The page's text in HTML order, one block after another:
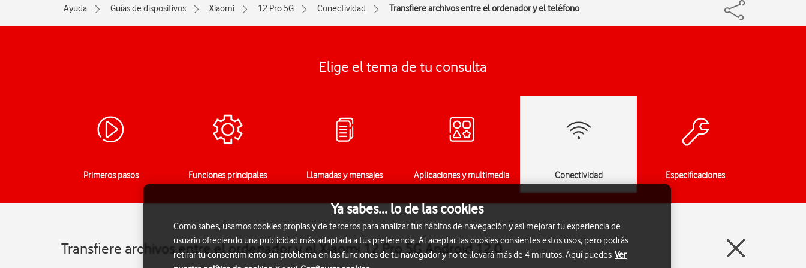
Ayuda Guías de dispositivos Xiaomi 12 Pro 5G Conectividad Transfiere archivos entre el ordenador y el teléfono
Elige el tema de tu consulta
Primeros pasos Funciones principales Llamadas y mensajes Aplicaciones y multimedia Conectividad Especificaciones
Transfiere archivos entre el ordenador y el Xiaomi 12 Pro 5G Android 12.0
Ya sabes... lo de las cookies
Como sabes, usamos cookies propias y de terceros para analizar tus hábitos de navegación y así mejorar tu experiencia de
usuario ofreciendo una publicidad más adaptada a tus preferencia. Al aceptar las cookies consientes estos usos, pero podrás
retirar tu consentimiento sin problema en las funciones de tu navegador y no te llevará más de 4 minutos. Aquí puedes Ver